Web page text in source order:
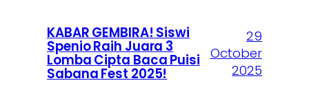
KABAR GEMBIRA! Siswi
Spenio Raih Juara 3
Lomba Cipta Baca Puisi
Sabana Fest 2025!
29
October
2025